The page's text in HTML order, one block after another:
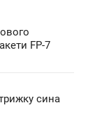
FP-7
сина